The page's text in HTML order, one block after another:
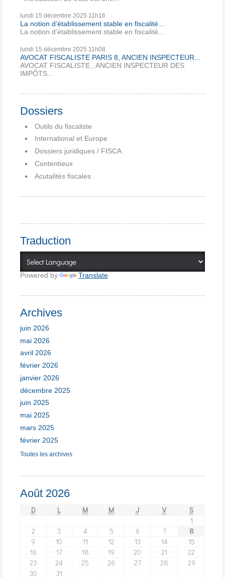
lundi 15 décembre 2025 11h16
La notion d’établissement stable en fiscalité...
La notion d’établissement stable en fiscalité...
lundi 15 décembre 2025 11h08
AVOCAT FISCALISTE PARIS 8, ANCIEN INSPECTEUR...
AVOCAT FISCALISTE , ANCIEN INSPECTEUR DES
IMPÔTS...
Dossiers
Outils du fiscaliste
International et Europe
Dossiers juridiques / FISCA
Contentieux
Acutalités fiscales
Traduction
Powered by Translate
Archives
juin 2026
mai 2026
avril 2026
février 2026
janvier 2026
décembre 2025
juin 2025
mai 2025
mars 2025
février 2025
Toutes les archives
Août 2026
D L M M J V
S
1
2
3 4 5 6 7
8
9
10 11 12 13 14
15
16
17 18 19 20 21
22
23
24 25 26 27 28
29
30
31